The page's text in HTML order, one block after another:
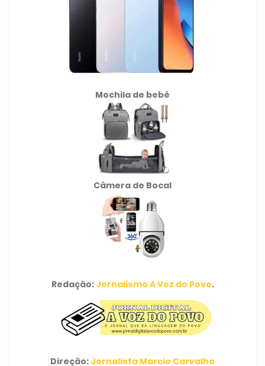
Mochila de bebê
Câmera de Bocal
Redação: Jornalismo A Voz do Povo.
Direção: Jornalista Marcio Carvalho